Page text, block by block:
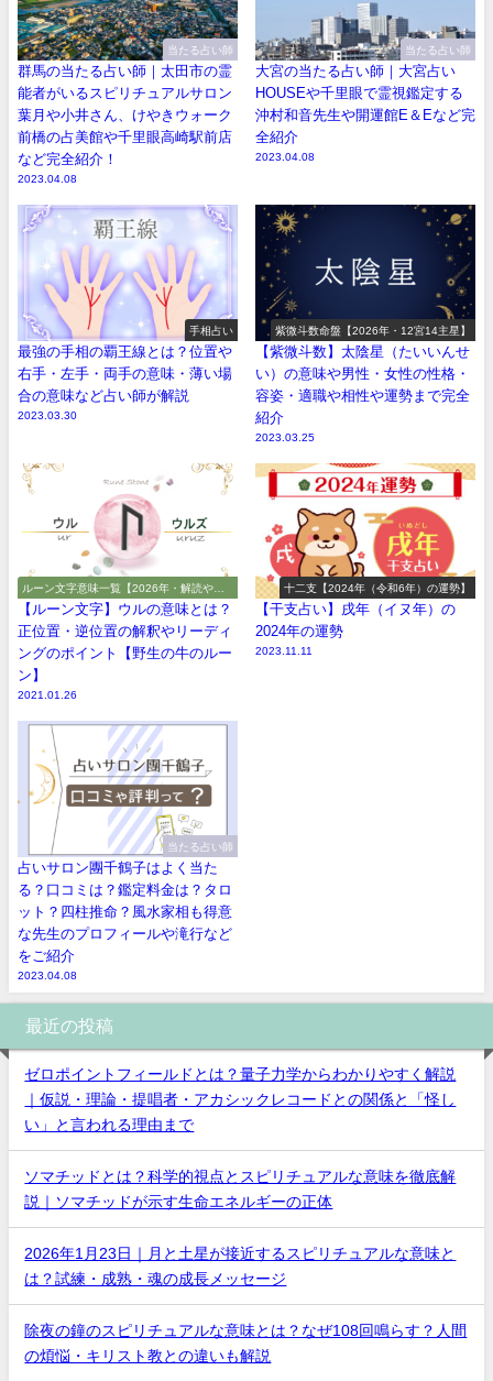
当たる占い師
群馬の当たる占い師｜太田市の霊
能者がいるスピリチュアルサロン
葉月や小井さん、けやきウォーク
前橋の占美館や千里眼高崎駅前店
など完全紹介！
2023.04.08
当たる占い師
大宮の当たる占い師｜大宮占い
HOUSEや千里眼で霊視鑑定する
沖村和音先生や開運館E＆Eなど完
全紹介
2023.04.08
手相占い
最強の手相の覇王線とは？位置や
右手・左手・両手の意味・薄い場
合の意味など占い師が解説
2023.03.30
紫微斗数命盤【2026年・12宮14主星】
【紫微斗数】太陰星（たいいんせ
い）の意味や男性・女性の性格・
容姿・適職や相性や運勢まで完全
紹介
2023.03.25
ルーン文字意味一覧【2026年・解読や解
釈やアルファベット】
【ルーン文字】ウルの意味とは？
正位置・逆位置の解釈やリーディ
ングのポイント【野生の牛のルー
ン】
2021.01.26
十二支【2024年（令和6年）の運勢】
【干支占い】戌年（イヌ年）の
2024年の運勢
2023.11.11
当たる占い師
占いサロン團千鶴子はよく当た
る？口コミは？鑑定料金は？タロ
ット？四柱推命？風水家相も得意
な先生のプロフィールや滝行など
をご紹介
2023.04.08
最近の投稿
ゼロポイントフィールドとは？量子力学からわかりやすく解説
｜仮説・理論・提唱者・アカシックレコードとの関係と「怪し
い」と言われる理由まで
ソマチッドとは？科学的視点とスピリチュアルな意味を徹底解
説｜ソマチッドが示す生命エネルギーの正体
2026年1月23日｜月と土星が接近するスピリチュアルな意味と
は？試練・成熟・魂の成長メッセージ
除夜の鐘のスピリチュアルな意味とは？なぜ108回鳴らす？人間
の煩悩・キリスト教との違いも解説